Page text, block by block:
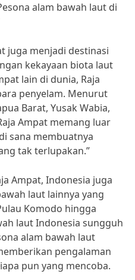
alam bawah laut di
juga menjadi destinasi
kekayaan biota laut
lain di dunia, Raja
penyelam. Menurut
Barat, Yusak Wabia,
Ampat memang luar
sana membuatnya
tak terlupakan.”
Ampat, Indonesia juga
laut lainnya yang
Komodo hingga
laut Indonesia sungguh
alam bawah laut
pengalaman
pun yang mencoba.